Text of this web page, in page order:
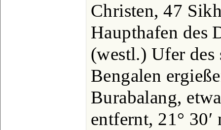
Christen, 47
Haupthafen des
(westl.) Ufer
Bengalen
Burabalang,
entfernt, 21°